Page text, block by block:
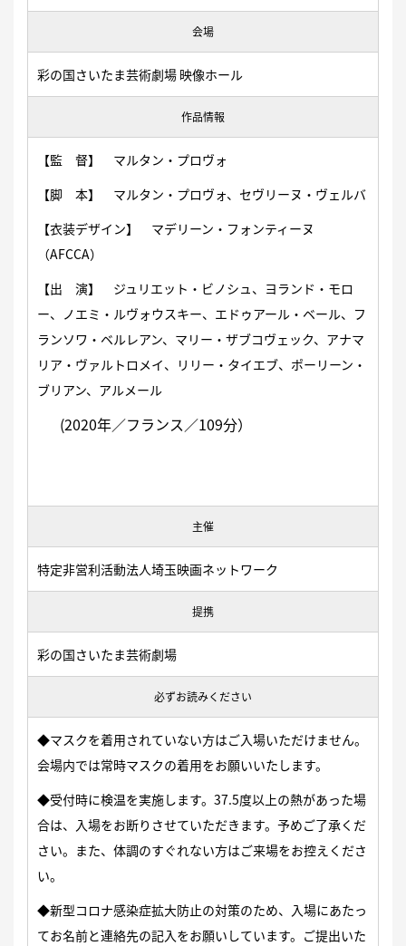
会場
彩の国さいたま芸術劇場 映像ホール
作品情報
【監 督】 マルタン・プロヴォ
【脚 本】 マルタン・プロヴォ、セヴリーヌ・ヴェルバ
【衣装デザイン】 マデリーン・フォンティーヌ
（AFCCA）
【出 演】 ジュリエット・ビノシュ、ヨランド・モロ
ー、ノエミ・ルヴォウスキー、エドゥアール・ベール、フ
ランソワ・ベルレアン、マリー・ザブコヴェック、アナマ
リア・ヴァルトロメイ、リリー・タイエブ、ポーリーン・
ブリアン、アルメール
(2020年／フランス／109分）
主催
特定非営利活動法人埼玉映画ネットワーク
提携
彩の国さいたま芸術劇場
必ずお読みください
◆マスクを着用されていない方はご入場いただけません。
会場内では常時マスクの着用をお願いいたします。
◆受付時に検温を実施します。37.5度以上の熱があった場
合は、入場をお断りさせていただきます。予めご了承くだ
さい。また、体調のすぐれない方はご来場をお控えくださ
い。
◆新型コロナ感染症拡大防止の対策のため、入場にあたっ
てお名前と連絡先の記入をお願いしています。ご提出いた